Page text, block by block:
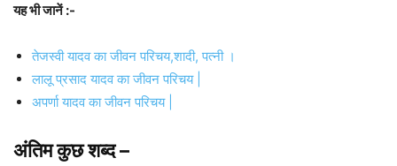
यह भी जानें :-
तेजस्वी यादव का जीवन परिचय,शादी, पत्नी ।
लालू प्रसाद यादव का जीवन परिचय |
अपर्णा यादव का जीवन परिचय |
अंतिम कुछ शब्द –